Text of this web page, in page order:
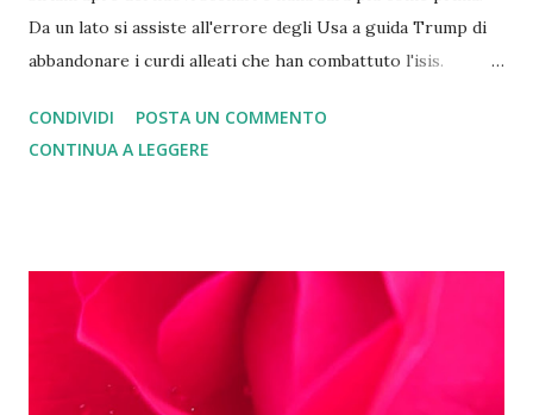
Da un lato si assiste all'errore degli Usa a guida Trump di
abbandonare i curdi alleati che han combattuto l'isis.
nessuno si fiderà più della parola americana e di tale
situazione si avvantaggerà Putin. Dall'altro si assiste alla
paradossalmente siam di fronte a probabili embarghi di
paesi atlantici che dovrebbero essere alleati, ma non
possono dopo l'invasione della Siria a maggioranza Curda.
La Turchia rimarrà nella Nato? La Nato tollererà una
CONDIVIDI
POSTA UN COMMENTO
CONTINUA A LEGGERE